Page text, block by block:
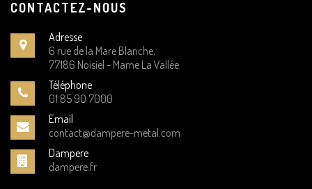
CONTACTEZ-NOUS
Adresse
6 rue de la Mare Blanche,
77186 Noisiel - Marne La Vallée
Téléphone
01 85 90 7000
Email
contact@dampere-metal.com
Dampere
dampere.fr